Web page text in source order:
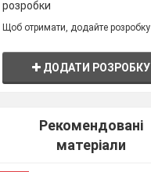
розробки
Щоб отримати, додайте розробку
ДОДАТИ РОЗРОБКУ
Рекомендовані
матеріали